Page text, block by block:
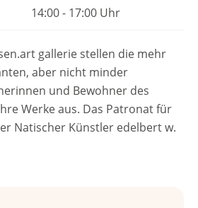
14:00 - 17:00 Uhr
gallerie stellen die mehr
aber nicht minder
und Bewohner des
Werke aus. Das Patronat für
Natischer Künstler edelbert w.